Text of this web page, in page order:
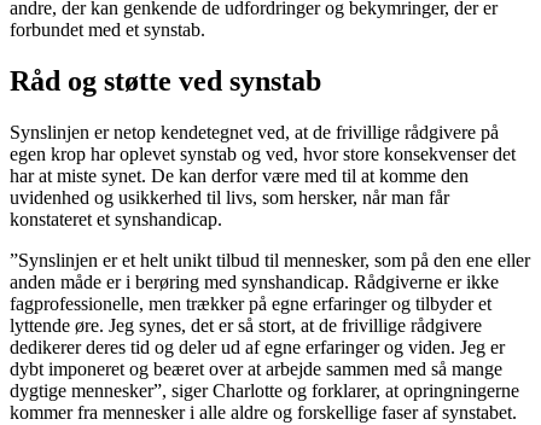
andre, der kan genkende de udfordringer og bekymringer, der er
forbundet med et synstab.
Råd og støtte ved synstab
Synslinjen er netop kendetegnet ved, at de frivillige rådgivere på
egen krop har oplevet synstab og ved, hvor store konsekvenser det
har at miste synet. De kan derfor være med til at komme den
uvidenhed og usikkerhed til livs, som hersker, når man får
konstateret et synshandicap.
”Synslinjen er et helt unikt tilbud til mennesker, som på den ene eller
anden måde er i berøring med synshandicap. Rådgiverne er ikke
fagprofessionelle, men trækker på egne erfaringer og tilbyder et
lyttende øre. Jeg synes, det er så stort, at de frivillige rådgivere
dedikerer deres tid og deler ud af egne erfaringer og viden. Jeg er
dybt imponeret og beæret over at arbejde sammen med så mange
dygtige mennesker”, siger Charlotte og forklarer, at opringningerne
kommer fra mennesker i alle aldre og forskellige faser af synstabet.